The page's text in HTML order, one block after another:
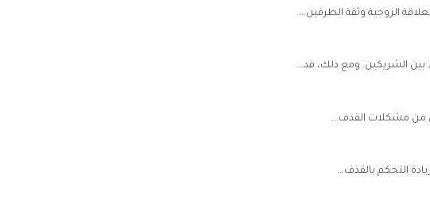
الزوجية وثقة الطرفين....
بين الشريكين. ومع ذلك، قد...
من مشكلات القذف...
التحكم بالقذف...